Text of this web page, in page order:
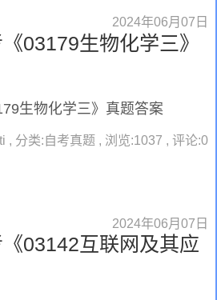
2024年06月07日
03179生物化学三》
生物化学三》真题答案
, 分类:自考真题 , 浏览:1037 , 评论:0
2024年06月07日
03142互联网及其应